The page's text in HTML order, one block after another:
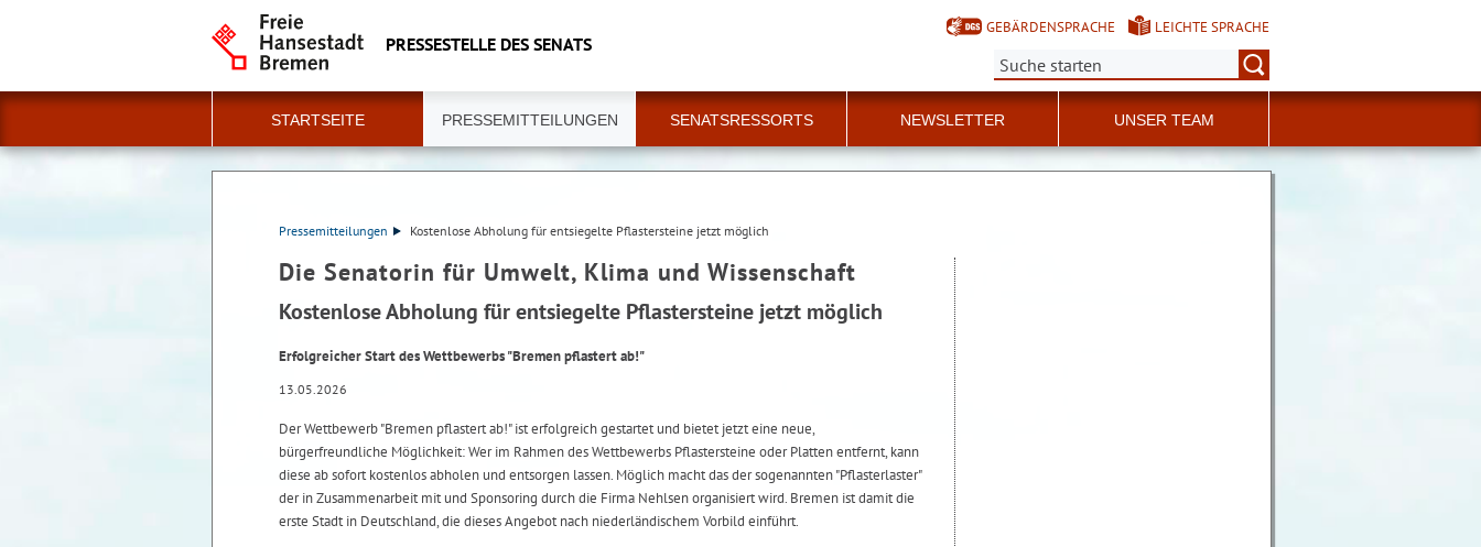
PRESSESTELLE DES SENATS
GEBÄRDENSPRACHE
LEICHTE SPRACHE
Suche:
STARTSEITE PRESSEMITTEILUNGEN SENATSRESSORTS NEWSLETTER UNSER TEAM
Pressemitteilungen Kostenlose Abholung für entsiegelte Pflastersteine jetzt möglich
Die Senatorin für Umwelt, Klima und Wissenschaft
Kostenlose Abholung für entsiegelte Pflastersteine jetzt möglich
Erfolgreicher Start des Wettbewerbs "Bremen pflastert ab!"
13.05.2026
Der Wettbewerb "Bremen pflastert ab!" ist erfolgreich gestartet und bietet jetzt eine neue,
bürgerfreundliche Möglichkeit: Wer im Rahmen des Wettbewerbs Pflastersteine oder Platten entfernt, kann
diese ab sofort kostenlos abholen und entsorgen lassen. Möglich macht das der sogenannten "Pflasterlaster"
der in Zusammenarbeit mit und Sponsoring durch die Firma Nehlsen organisiert wird. Bremen ist damit die
erste Stadt in Deutschland, die dieses Angebot nach niederländischem Vorbild einführt.